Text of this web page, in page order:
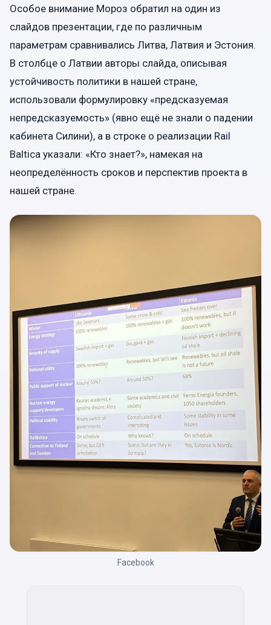
Особое внимание Мороз обратил на один из
слайдов презентации, где по различным
параметрам сравнивались Литва, Латвия и Эстония.
В столбце о Латвии авторы слайда, описывая
устойчивость политики в нашей стране,
использовали формулировку «предсказуемая
непредсказуемость» (явно ещё не знали о падении
кабинета Силини), а в строке о реализации Rail
Baltica указали: «Кто знает?», намекая на
неопределённость сроков и перспектив проекта в
нашей стране.
Facebook